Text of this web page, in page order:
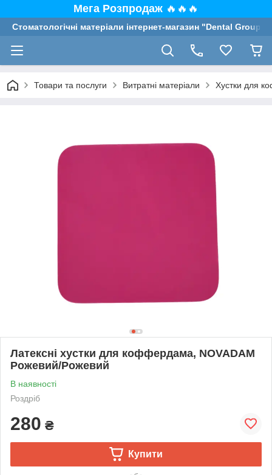
Мега Розпродаж 🔥🔥🔥
Стоматологічні матеріали інтернет-магазин "Dental Group"
Товари та послуги Витратні матеріали Хустки для
Латексні хустки для коффердама, NOVADAM
Рожевий/Рожевий
В наявності
Роздріб
280 ₴
Купити